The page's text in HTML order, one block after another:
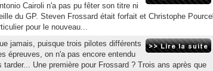
Cairoli n'a pas pu fêter son titre ni
du GP. Steven Frossard était forfait et Christophe Pourcel
pour le nouveau...
jamais, puisque trois pilotes différents
épreuves, on n'a pas encore entendu
Une première pour Frossard ? Trois ans après que